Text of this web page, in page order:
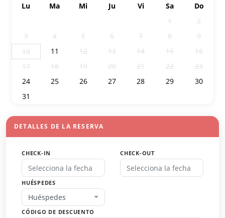
Lu
Ma Mi Ju Vi Sa
Do
1
2
3
4 5 6 7 8
9
10
11 12 13 14 15
16
17
18 19 20 21 22
23
24
25 26 27 28 29
30
31
DETALLES DE LA RESERVA
CHECK-IN CHECK-OUT
HUÉSPEDES
Huéspedes
CÓDIGO DE DESCUENTO